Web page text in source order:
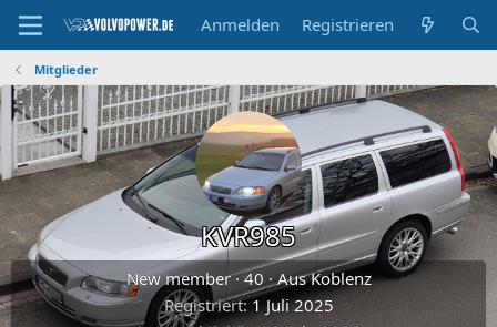
Anmelden Registrieren
Mitglieder
KVR985
New member ·40 ·AusKoblenz
Registriert 1 Juli 2025